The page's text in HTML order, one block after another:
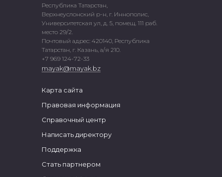
Республика Татарстан,
Верхнеуслонский р-н, г. Иннополис,
Университетская ул, д. 5, помещ. 111 раб.
место 29/2.
Почтовый адрес: 420140, Республика
Татарстан, г. Казань, а/я 210.
+7 969 124-72-33
mayak@mayak.bz
Карта сайта
Правовая информация
Справочный центр
Написать директору
Поддержка
Стать партнером